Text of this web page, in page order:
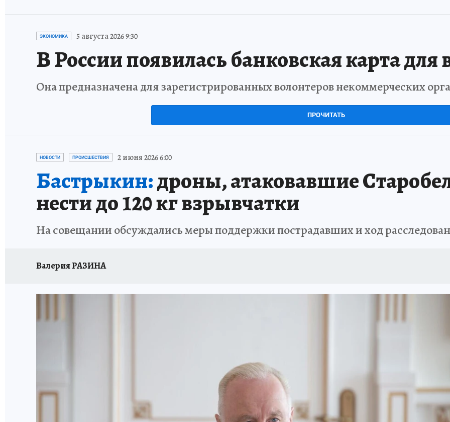
ЭКОНОМИКА 5 августа 2026 9:30
В России появилась банковская карта для
Она предназначена для зарегистрированных волонтеров некоммерческих
ПРОЧИТАТЬ
НОВОСТИ ПРОИСШЕСТВИЯ 2 июня 2026 6:00
Бастрыкин:дроны, атаковавшие
нести до 120 кг взрывчатки
На совещании обсуждались меры поддержки пострадавших и ход
Валерия РАЗИНА